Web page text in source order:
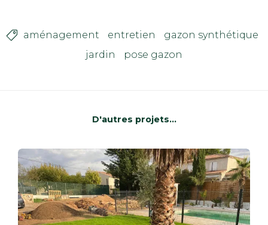
 aménagement entretien
gazon synthétique
jardin
pose gazon
D'autres projets...